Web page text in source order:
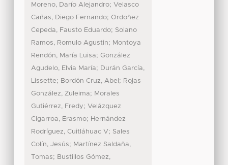
Moreno, Darío Alejandro; Velasco
Cañas, Diego Fernando; Ordoñez
Cepeda, Fausto Eduardo; Solano
Ramos, Romulo Agustin; Montoya
Rendón, María Luisa; González
Agudelo, Elvia María; Durán García,
Lissette; Bordón Cruz, Abel ; Rojas
González, Zuleima; Morales
Gutiérrez, Fredy; Velázquez
Cigarroa, Erasmo; Hernández
Rodríguez, Cuitláhuac V; Sales
Colín, Jesús; Martínez Saldaña,
Tomas; Bustillos Gómez,